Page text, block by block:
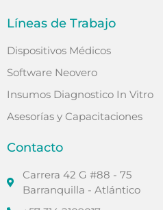
Líneas de Trabajo
Dispositivos Médicos
Software Neovero
Insumos Diagnostico In Vitro
Asesorías y Capacitaciones
Contacto
Carrera 42 G #88 - 75
Barranquilla - Atlántico